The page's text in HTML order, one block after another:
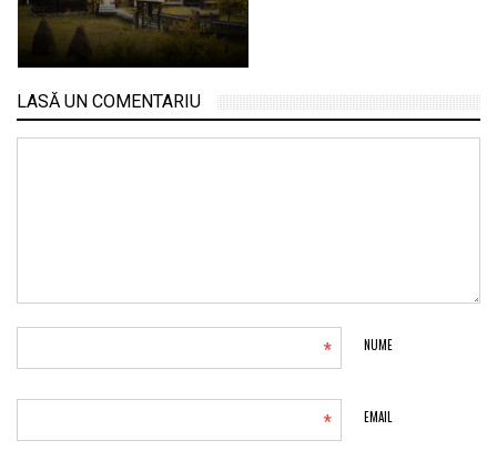
LASĂ UN COMENTARIU
NUME
*
EMAIL
*